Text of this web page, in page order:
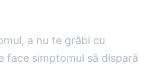
a nu te grăbi cu
face simptomul să dispară